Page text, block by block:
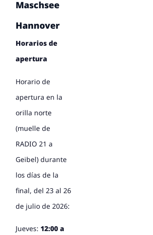
Maschsee
Hannover
Horarios de
apertura
Horario de
apertura en la
orilla norte
(muelle de
RADIO 21 a
Geibel) durante
los días de la
final, del 23 al 26
de julio de 2026:
Jueves: 12:00 a